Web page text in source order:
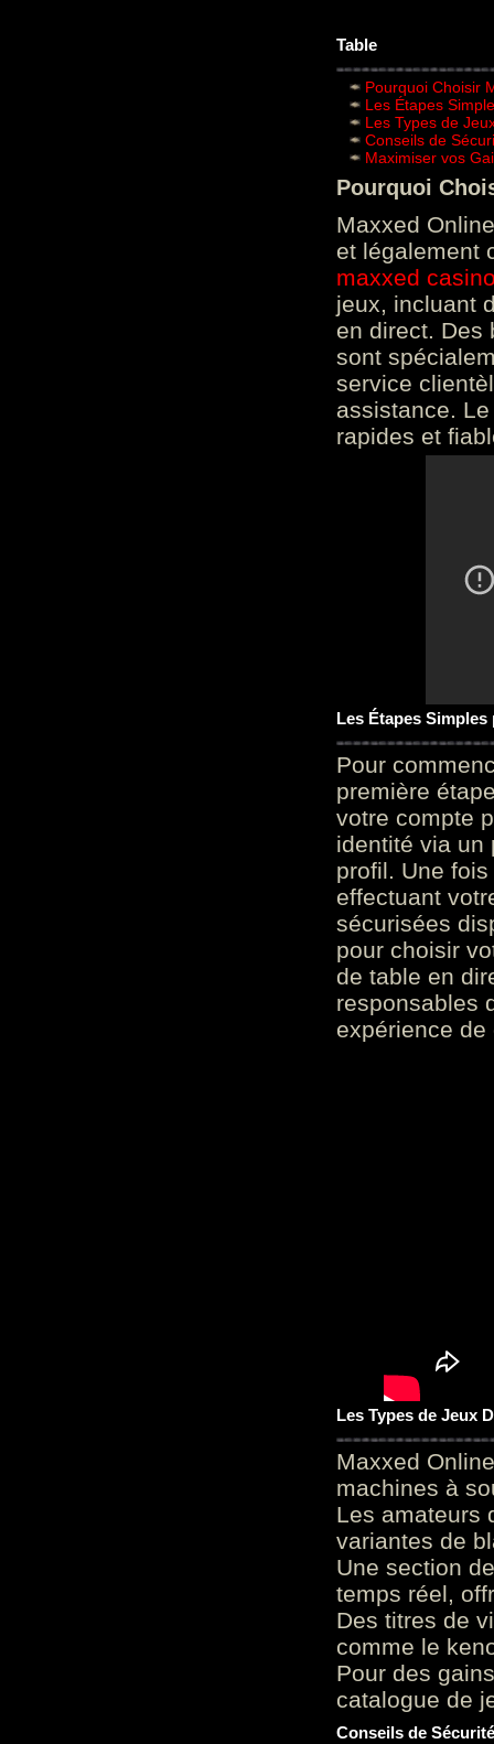
Table
Pourquoi Choisir
Les Étapes
Les Types de
Conseils de
Maximiser vos
Pourquoi
Maxxed
et légalement
maxxed
jeux, incluant
en direct. Des
sont
service
assistance.
rapides et
Les Étapes
Pour
première
votre compte
identité via un
profil. Une
effectuant
sécurisées
pour choisir
de table en
responsables
expérience
Les Types de Jeux
Maxxed
machines à
Les amateurs
variantes de
Une section
temps réel,
Des titres de
comme le
Pour des
catalogue de
Conseils de